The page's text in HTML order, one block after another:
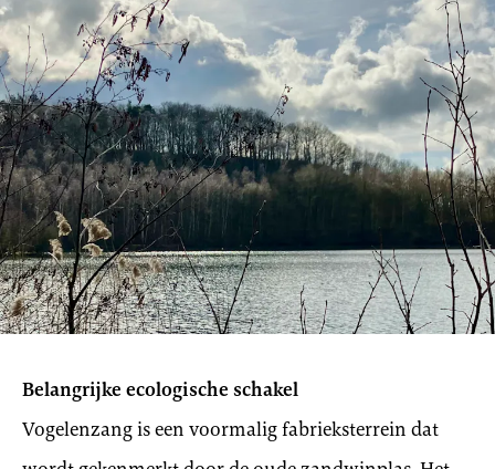
Belangrijke ecologische schakel
Vogelenzang is een voormalig fabrieksterrein dat